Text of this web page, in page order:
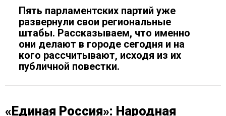
Пять парламентских партий уже
развернули свои региональные
штабы. Рассказываем, что именно
они делают в городе сегодня и на
кого рассчитывают, исходя из их
публичной повестки.
«Единая Россия»: Народная